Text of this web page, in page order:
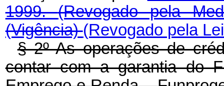
1999.(Revogado pela
(Vigência)(Revogado pela
§ 2º As operações de
contar com a garantia do